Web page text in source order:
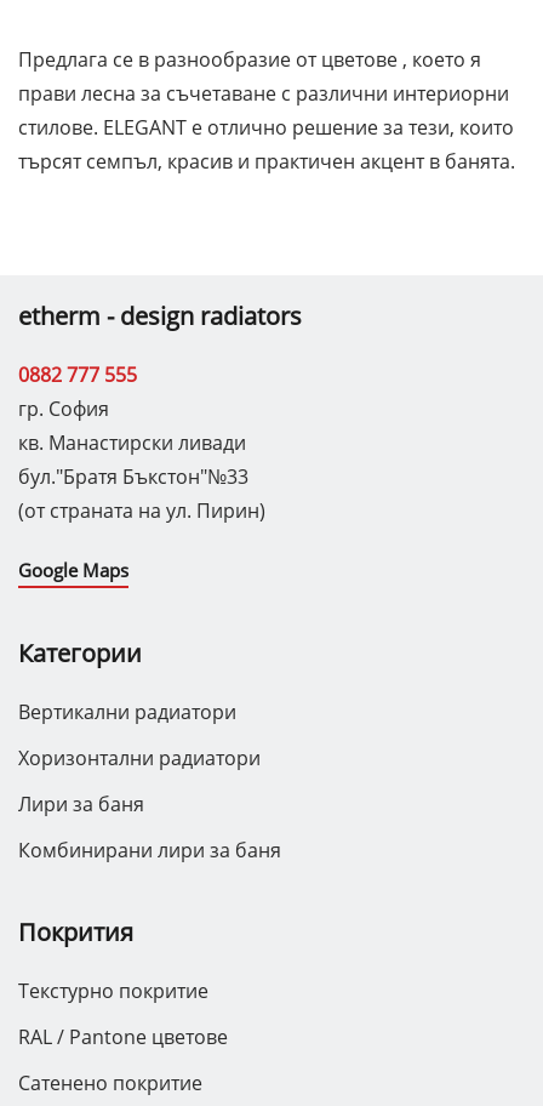
Предлага се в разнообразие от цветове , което я
прави лесна за съчетаване с различни интериорни
стилове. ELEGANT е отлично решение за тези, които
търсят семпъл, красив и практичен акцент в банята.
etherm - design radiators
0882 777 555
гр. София
кв. Манастирски ливади
бул."Братя Бъкстон"№33
(от страната на ул. Пирин)
Google Maps
Категории
Вертикални радиатори
Хоризонтални радиатори
Лири за баня
Комбинирани лири за баня
Покрития
Текстурно покритие
RAL / Pantone цветове
Сатенено покритие